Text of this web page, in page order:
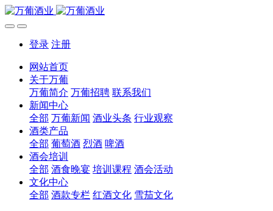
登录 注册
网站首页
关于万葡
万葡简介 万葡招聘 联系我们
新闻中心
全部 万葡新闻 酒业头条 行业观察
酒类产品
全部 葡萄酒 烈酒 啤酒
酒会培训
全部 酒食晚宴 培训课程 酒会活动
文化中心
全部 酒款专栏 红酒文化 雪茄文化